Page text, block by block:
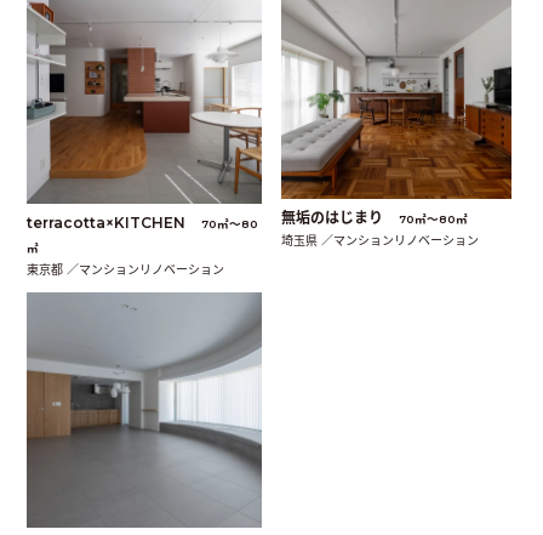
terracotta×KITCHEN
70㎡〜80
㎡
東京都 ／マンションリノベーション
無垢のはじまり 70㎡〜80㎡
埼玉県 ／マンションリノベーション